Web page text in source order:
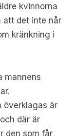
kvinnorna
att det inte når
kränkning i
mannens
överklagas är
där är
den som får